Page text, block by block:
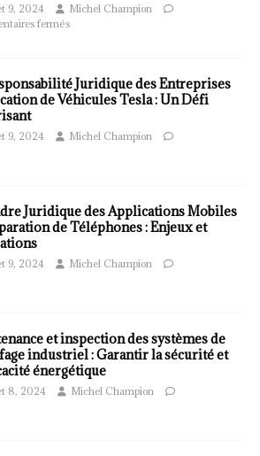
9, 2024
Michel Champion
fermés
Juridique des Entreprises
de Véhicules Tesla : Un Défi
9, 2024
Michel Champion
Juridique des Applications Mobiles
de Téléphones : Enjeux et
9, 2024
Michel Champion
et inspection des systèmes de
industriel : Garantir la sécurité et
énergétique
8, 2024
Michel Champion